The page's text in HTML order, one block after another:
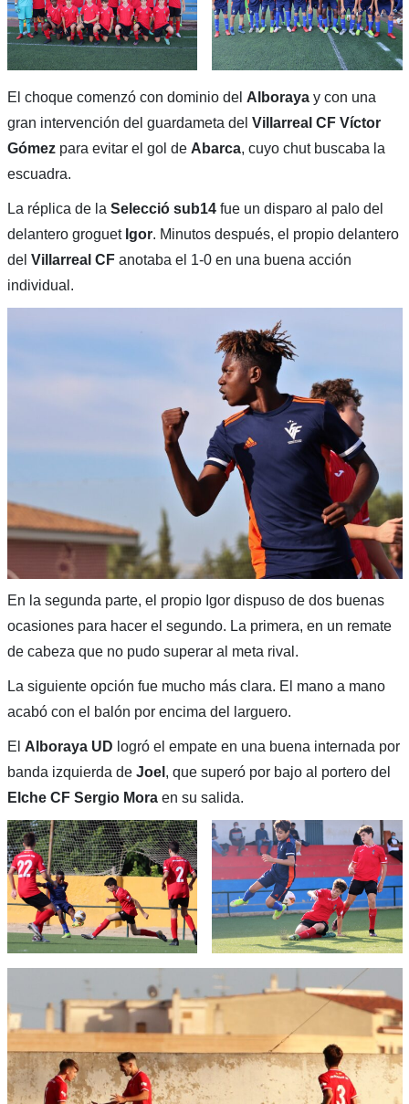
El choque comenzó con dominio del Alborayay con una
gran intervención del guardameta del Villarreal CF Víctor
Gómezpara evitar el gol de Abarca, cuyo chut buscaba la
escuadra.
La réplica de la Selecció sub14fue un disparo al palo del
delantero groguet Igor. Minutos después, el propio delantero
del Villarreal CF anotaba el 1-0 en una buena acción
individual.
En la segunda parte, el propio Igor dispuso de dos buenas
ocasiones para hacer el segundo. La primera, en un remate
de cabeza que no pudo superar al meta rival.
La siguiente opción fue mucho más clara. El mano a mano
acabó con el balón por encima del larguero.
El Alboraya UD logró el empate en una buena internada por
banda izquierda de Joel , que superó por bajo al portero del
Elche CF Sergio Moraen su salida.